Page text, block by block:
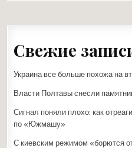
Свежие
Украина все больше похожа на
Власти Полтавы снесли
Сигнал поняли плохо: как
по «Южмашу»
С киевским режимом «борются